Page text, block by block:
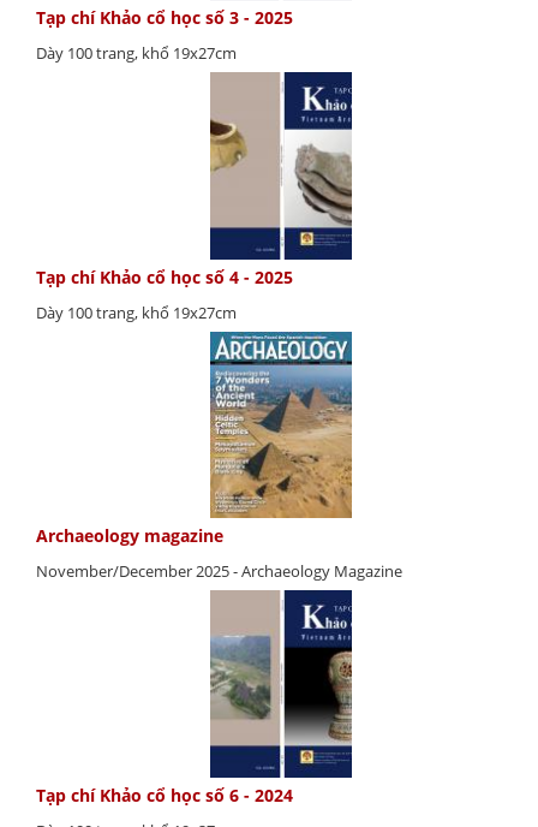
Tạp chí Khảo cổ học số 3 - 2025
Dày 100 trang, khổ 19x27cm
Tạp chí Khảo cổ học số 4 - 2025
Dày 100 trang, khổ 19x27cm
Archaeology magazine
November/December 2025 - Archaeology Magazine
Tạp chí Khảo cổ học số 6 - 2024